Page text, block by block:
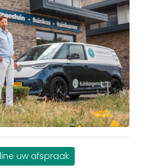
uw afspraak